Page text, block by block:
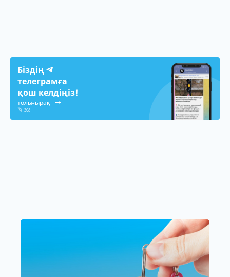
Біздің
телеграмға
қош келдіңіз!
толығырақ
308